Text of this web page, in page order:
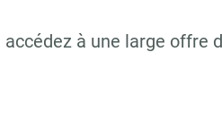
accédez à une large